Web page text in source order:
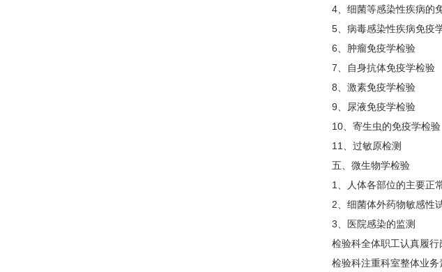
4、细菌等感染性疾病的
5、病毒感染性疾病免疫
6、肿瘤免疫学检验
7、自身抗体免疫学检验
8、激素免疫学检验
9、尿液免疫学检验
10、寄生虫的免疫学检验
11、过敏原检测
五、微生物学检验
1、人体各部位的主要正常
2、细菌体外药物敏感性
3、医院感染的监测
检验科全体职工认真履行
检验科注重科室整体业务